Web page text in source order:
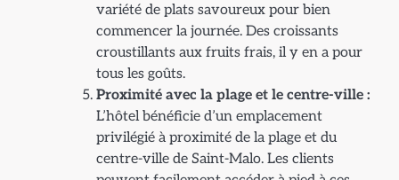
variété de plats savoureux pour bien
commencer la journée. Des croissants
croustillants aux fruits frais, il y en a pour
tous les goûts.
Proximité avec la plage et le centre-ville :
L’hôtel bénéficie d’un emplacement
privilégié à proximité de la plage et du
centre-ville de Saint-Malo. Les clients